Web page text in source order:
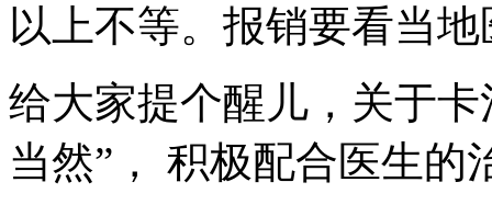
以上不等。报销要看当
给大家提个醒儿，关于
当然”， 积极配合医生的